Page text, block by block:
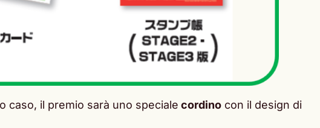
caso, il premio sarà uno speciale cordino con il design di